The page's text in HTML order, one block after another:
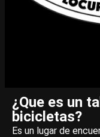
¿Que es un
bicicletas?
Es un lugar de